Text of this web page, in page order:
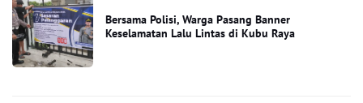
Bersama Polisi, Warga Pasang Banner
Keselamatan Lalu Lintas di Kubu Raya